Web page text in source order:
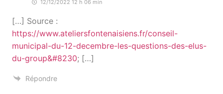
12/12/2022 12 h 06 min
[…] Source :
https://www.ateliersfontenaisiens.fr/conseil-
municipal-du-12-decembre-les-questions-des-elus-
du-group&#8230; […]
Répondre